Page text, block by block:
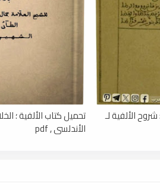
الألفية لـ تحميل كتاب الألفية ؛
الأندلسي , pdf